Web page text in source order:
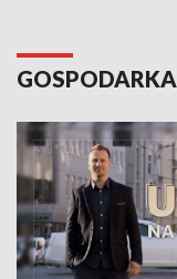
GOSPODARKA